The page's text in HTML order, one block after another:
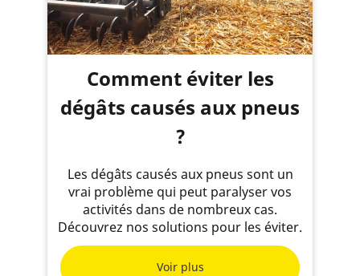
Comment éviter les
dégâts causés aux pneus
?
Les dégâts causés aux pneus sont un
vrai problème qui peut paralyser vos
activités dans de nombreux cas.
Découvrez nos solutions pour les éviter.
Voir plus